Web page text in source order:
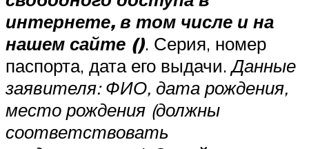
интернете, в том числе и на
нашем сайте (). Серия, номер
паспорта, дата его выдачи.Данные
заявителя: ФИО, дата рождения,
место рождения (должны
соответствовать